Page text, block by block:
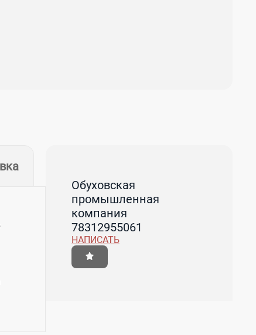
Обуховская
промышленная
компания
78312955061
НАПИСАТЬ